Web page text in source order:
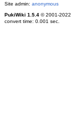
Site admin: anonymous
PukiWiki 1.5.4© 2001-2022
convert time: 0.001 sec.